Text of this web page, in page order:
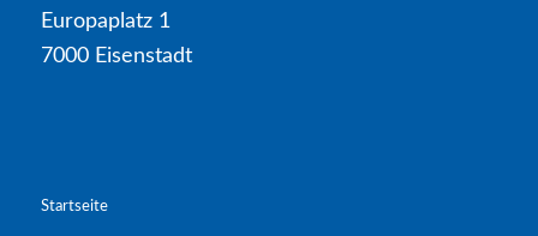
Europaplatz 1
7000 Eisenstadt
Startseite